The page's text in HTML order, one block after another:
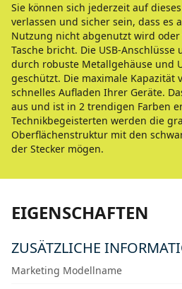
Sie können sich jederzeit auf
verlassen und sicher sein, dass es
Nutzung nicht abgenutzt wird
Tasche bricht. Die USB-
durch robuste Metallgehäuse und
geschützt. Die maximale Kapazität
schnelles Aufladen Ihrer Geräte.
aus und ist in 2 trendigen Farben
Technikbegeisterten werden die
Oberflächenstruktur mit den
der Stecker mögen.
EIGENSCHAFTEN
ZUSÄTZLICHE
Marketing Modellname